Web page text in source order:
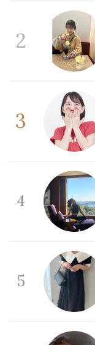
2
3
4
5